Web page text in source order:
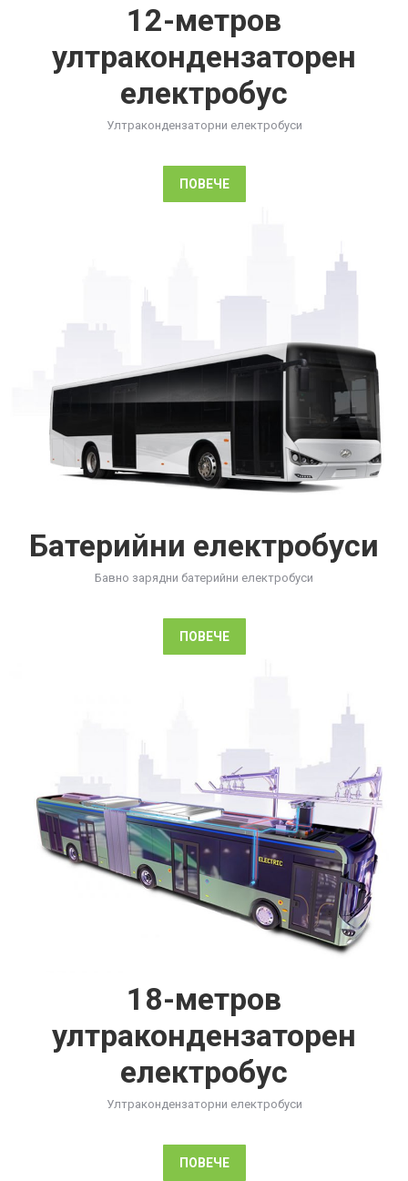
12-метров
ултракондензаторен
електробус
Ултракондензаторни електробуси
ПОВЕЧЕ
Батерийни електробуси
Бавно зарядни батерийни електробуси
ПОВЕЧЕ
18-метров
ултракондензаторен
електробус
Ултракондензаторни електробуси
ПОВЕЧЕ